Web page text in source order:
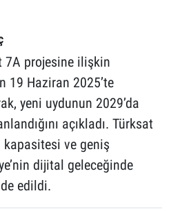
7A projesine ilişkin
19 Haziran 2025’te
yeni uydunun 2029’da
açıkladı. Türksat
kapasitesi ve geniş
dijital geleceğinde
edildi.